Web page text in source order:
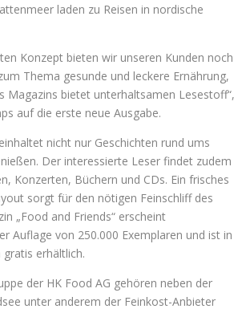
laden zu Reisen in nordische
Konzept bieten wir unseren Kunden noch
Thema gesunde und leckere Ernährung,
Magazins bietet unterhaltsamen Lesestoff“,
auf die erste neue Ausgabe.
nicht nur Geschichten rund ums
Der interessierte Leser findet zudem
Konzerten, Büchern und CDs. Ein frisches
sorgt für den nötigen Feinschliff des
„Food and Friends“ erscheint
Auflage von 250.000 Exemplaren und ist in
erhältlich.
der HK Food AG gehören neben der
unter anderem der Feinkost-Anbieter